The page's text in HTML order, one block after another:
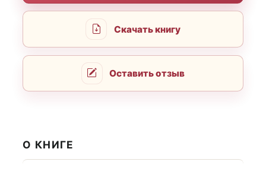
Скачать книгу
Оставить отзыв
О КНИГЕ